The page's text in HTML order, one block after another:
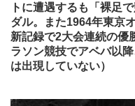
トに遭遇するも「裸足
ダル。また1964年東京
新記録で2大会連続の優
ラソン競技でアベバ以
は出現していない）